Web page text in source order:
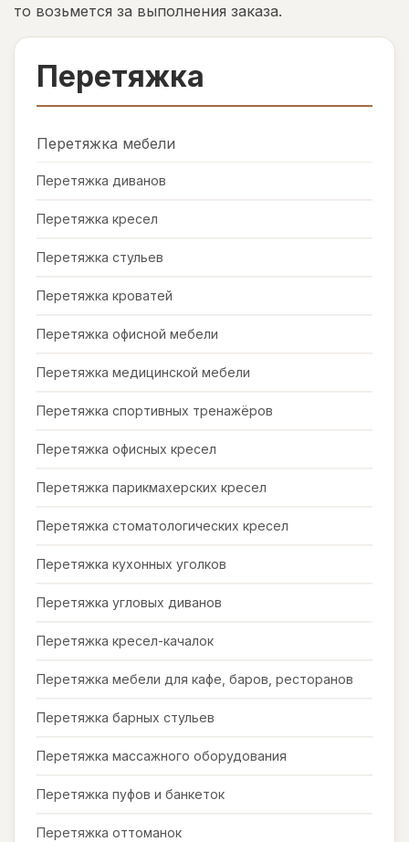
то возьмется за выполнения заказа.
Перетяжка
Перетяжка мебели
Перетяжка диванов
Перетяжка кресел
Перетяжка стульев
Перетяжка кроватей
Перетяжка офисной мебели
Перетяжка медицинской мебели
Перетяжка спортивных тренажёров
Перетяжка офисных кресел
Перетяжка парикмахерских кресел
Перетяжка стоматологических кресел
Перетяжка кухонных уголков
Перетяжка угловых диванов
Перетяжка кресел-качалок
Перетяжка мебели для кафе, баров, ресторанов
Перетяжка барных стульев
Перетяжка массажного оборудования
Перетяжка пуфов и банкеток
Перетяжка оттоманок